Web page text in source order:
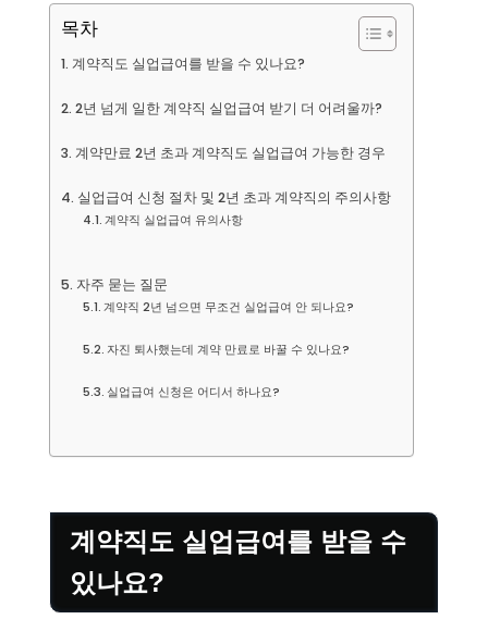
목차
계약직도 실업급여를 받을 수 있나요?
2년 넘게 일한 계약직 실업급여 받기 더 어려울까?
계약만료 2년 초과 계약직도 실업급여 가능한 경우
실업급여 신청 절차 및 2년 초과 계약직의 주의사항
계약직 실업급여 유의사항
자주 묻는 질문
계약직 2년 넘으면 무조건 실업급여 안 되나요?
자진 퇴사했는데 계약 만료로 바꿀 수 있나요?
실업급여 신청은 어디서 하나요?
계약직도 실업급여를 받을 수
있나요?